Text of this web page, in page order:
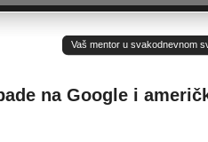
Vaš mentor u svakodnevnom
na Google i